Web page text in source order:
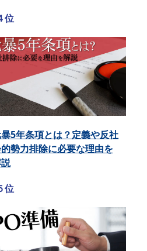
位
5年条項とは？定義や反社
勢力排除に必要な理由を
位